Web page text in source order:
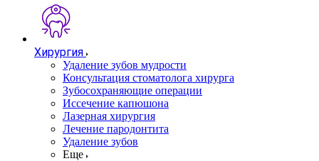
Хирургия
Удаление зубов мудрости
Консультация стоматолога хирурга
Зубосохраняющие операции
Иссечение капюшона
Лазерная хирургия
Лечение пародонтита
Удаление зубов
Еще